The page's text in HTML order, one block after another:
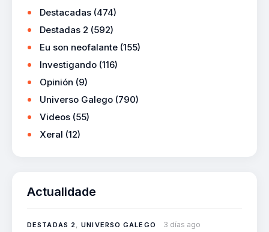
Destacadas (474)
Destadas 2 (592)
Eu son neofalante (155)
Investigando (116)
Opinión (9)
Universo Galego (790)
Videos (55)
Xeral (12)
Actualidade
DESTADAS 2,UNIVERSO GALEGO 3 días ago